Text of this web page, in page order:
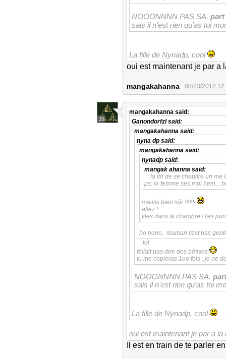
NOOONNNN PAS SA. part
sais il n'est rien qu'as toi
La fille de Nynadp, cool
oui est maintenant je par a
mangakahanna 08/23/2012
39
mangakahanna said:
Ganondorfzlsaid:
mangakahanna said:
nyna dp said:
mangakahanna said:
nynadp said:
mangak ahanna said:
la fin de se chapitre un me
ps: la femme ses moi hein...
maiiiis bien sûr !!!!!!!
allez !
files dans ta chambre ! t'es
ho nonn.. maman t'est pas
lol
fallait pas dire des bêtises
tu me copieras 1oo fois : je ne
NOOONNNN PAS SA.
sais il n'est rien qu'as toi
La fille de Nynadp, cool
oui est maintenant je par a
Il est en train de te parler